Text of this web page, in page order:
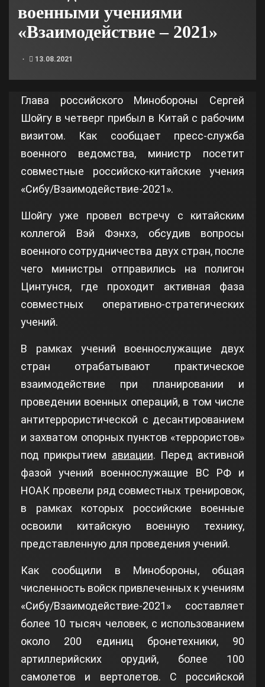
военными учениями
«Взаимодействие – 2021»
13.08.2021
Глава российского Минобороны Сергей
Шойгу в четверг прибыл в Китай с рабочим
визитом. Как сообщает пресс-служба
военного ведомства, министр посетит
совместные российско-китайские учения
«Сибу/Взаимодействие-2021».
Шойгу уже провел встречу с китайским
коллегой Вэй Фэнхэ, обсудив вопросы
военного сотрудничества двух стран, после
чего министры отправились на полигон
Цинтунся, где проходит активная фаза
совместных оперативно-стратегических
учений.
В рамках учений военнослужащие двух
стран отрабатывают практическое
взаимодействие при планировании и
проведении военных операций, в том числе
антитеррористической с десантированием
и захватом опорных пунктов «террористов»
под прикрытием авиации. Перед активной
фазой учений военнослужащие ВС РФ и
НОАК провели ряд совместных тренировок,
в рамках которых российские военные
освоили китайскую военную технику,
представленную для проведения учений.
Как сообщили в Минобороны, общая
численность войск привлеченных к учениям
«Сибу/Взаимодействие-2021» составляет
более 10 тысяч человек, с использованием
около 200 единиц бронетехники, 90
артиллерийских орудий, более 100
самолетов и вертолетов. С российской